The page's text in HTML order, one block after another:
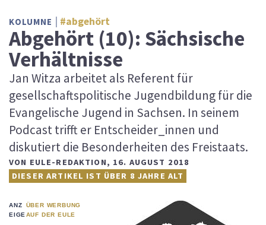
KOLUMNE #abgehört
Abgehört (10): Sächsische
Verhältnisse
Jan Witza arbeitet als Referent für
gesellschaftspolitische Jugendbildung für die
Evangelische Jugend in Sachsen. In seinem
Podcast trifft er Entscheider_innen und
diskutiert die Besonderheiten des Freistaats.
VON EULE-REDAKTION, 16. AUGUST 2018
DIESER ARTIKEL IST ÜBER 8 JAHRE ALT
ANZ
EIGE
ÜBER WERBUNG
AUF DER EULE